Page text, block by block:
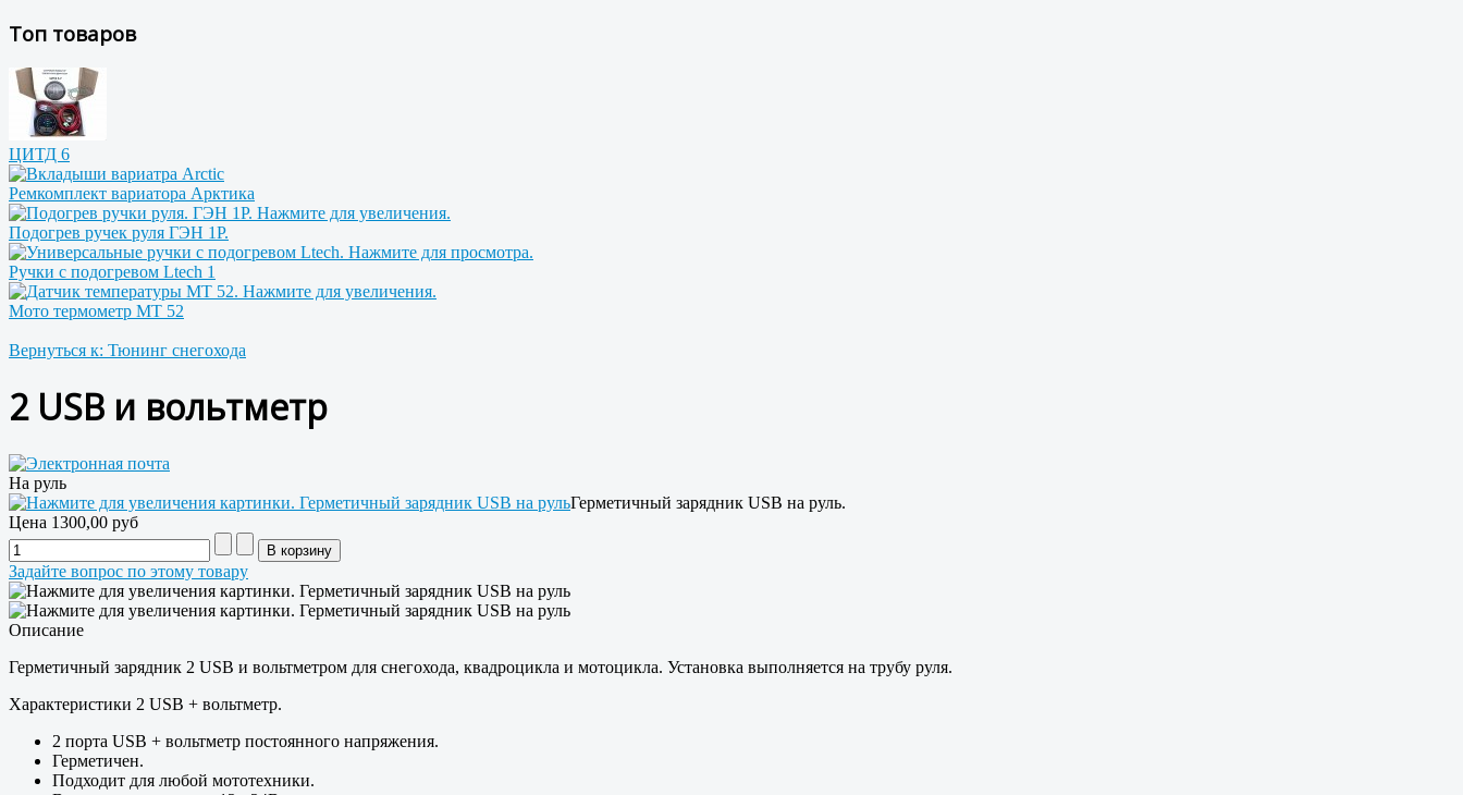
Топ товаров
ЦИТД 6
Ремкомплект вариатора Арктика
Подогрев ручек руля ГЭН 1Р.
Ручки с подогревом Ltech 1
Мото термометр МТ 52
Вернуться к: Тюнинг снегохода
2 USB и вольтметр
На руль
Герметичный зарядник USB на руль.
Цена 1300,00 руб
Задайте вопрос по этому товару
Описание
Герметичный зарядник 2 USB и вольтметром для снегохода, квадроцикла и мотоцикла. Установка выполняется на трубу руля.
Характеристики 2 USB + вольтметр.
2 порта USB + вольтметр постоянного напряжения.
Герметичен.
Подходит для любой мототехники.